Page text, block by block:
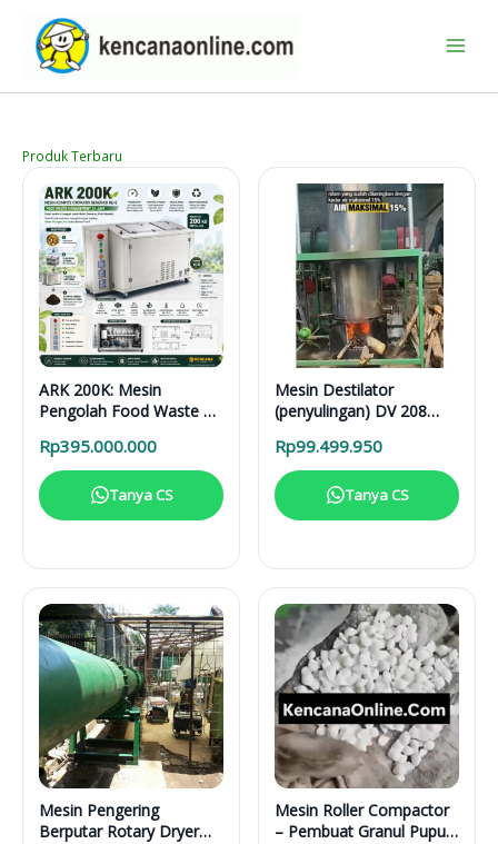
konten
Produk Terbaru
ARK 200K: Mesin
Pengolah Food Waste 24
Restoran, dan Kafe
Rp395.000.000
Tanya CS
Mesin Destilator
(penyulingan) DV 208
Rp99.499.950
Tanya CS
Mesin Pengering
Berputar Rotary Dryer
Mesin Roller Compactor
– Pembuat Granul Pupuk